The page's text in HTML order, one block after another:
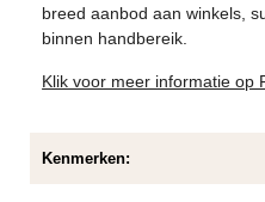
breed aanbod aan winkels,
binnen handbereik.
Klik voor meer informatie op
Kenmerken: